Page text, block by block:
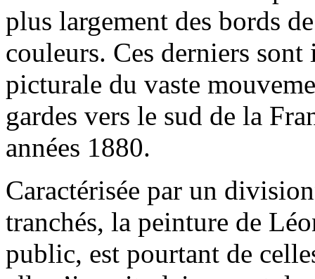
plus largement des bords
couleurs. Ces derniers
picturale du vaste
gardes vers le sud de la
années 1880.
Caractérisée par un
tranchés, la peinture de
public, est pourtant de